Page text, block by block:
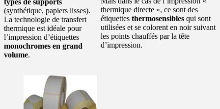
(synthétique, papiers lisses).
La technologie de transfert
thermique est idéale pour
l’impression d’étiquettes
monochromes en grand
volume.
thermique directe », ce sont des
étiquettes thermosensiblesqui sont
utilisées et se colorent en noir suivant
les points chauffés par la tête
d’impression.